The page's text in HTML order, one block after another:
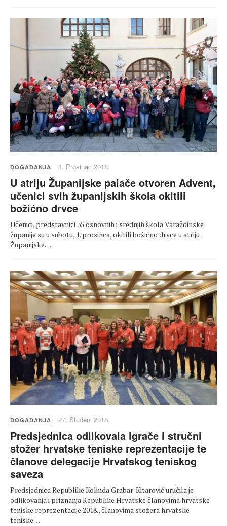
DOGAĐANJA 1. Prosinac 2018.
U atriju Županijske palače otvoren Advent,
učenici svih županijskih škola okitili
božićno drvce
Učenici, predstavnici 35 osnovnih i srednjih škola Varaždinske
županije su u subotu, 1. prosinca, okitili božićno drvce u atriju
Županijske…
DOGAĐANJA 27. Studeni 2018.
Predsjednica odlikovala igrače i stručni
stožer hrvatske teniske reprezentacije te
članove delegacije Hrvatskog teniskog
saveza
Predsjednica Republike Kolinda Grabar-Kitarović uručila je
odlikovanja i priznanja Republike Hrvatske članovima hrvatske
teniske reprezentacije 2018., članovima stožera hrvatske
teniske…